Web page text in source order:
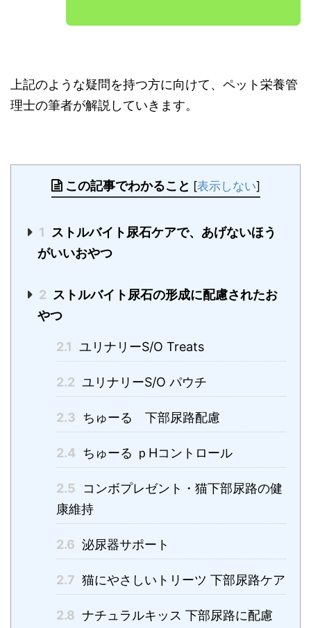
上記のような疑問を持つ方に向けて、ペット栄養管
理士の筆者が解説していきます。
この記事でわかること [表示しない]
1
ストルバイト尿石ケアで、あげないほう
がいいおやつ
2 ストルバイト尿石の形成に配慮されたお
やつ
2.1 ユリナリーS/O Treats
2.2 ユリナリーS/O パウチ
2.3 ちゅーる 下部尿路配慮
2.4 ちゅーる ｐHコントロール
2.5
コンボプレゼント・猫下部尿路の健
康維持
2.6 泌尿器サポート
2.7 猫にやさしいトリーツ 下部尿路ケア
2.8 ナチュラルキッス 下部尿路に配慮